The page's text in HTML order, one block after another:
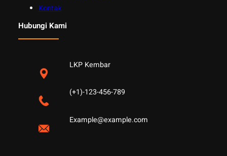
Kontak
Hubungi Kami
LKP Kembar
(+1)-123-456-789
Example@example.com